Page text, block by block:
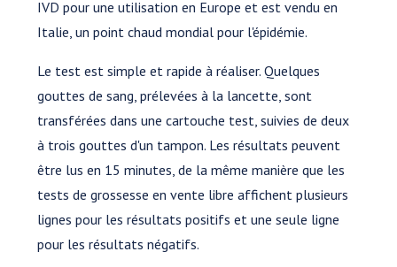
IVD pour une utilisation en Europe et est vendu en
Italie, un point chaud mondial pour l'épidémie.
Le test est simple et rapide à réaliser. Quelques
gouttes de sang, prélevées à la lancette, sont
transférées dans une cartouche test, suivies de deux
à trois gouttes d'un tampon. Les résultats peuvent
être lus en 15 minutes, de la même manière que les
tests de grossesse en vente libre affichent plusieurs
lignes pour les résultats positifs et une seule ligne
pour les résultats négatifs.